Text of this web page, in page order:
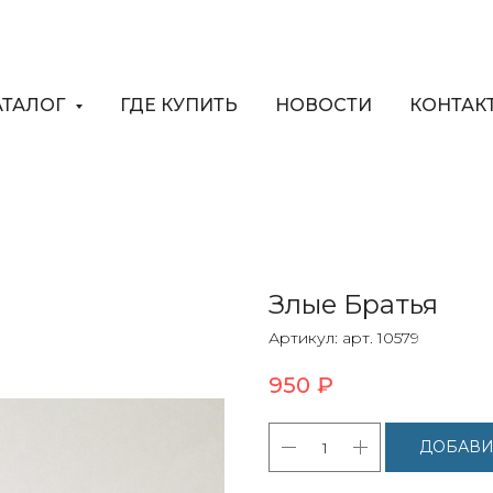
ГДЕ КУПИТЬ НОВОСТИ
Злые Братья
Артикул: арт. 10579
950 ₽